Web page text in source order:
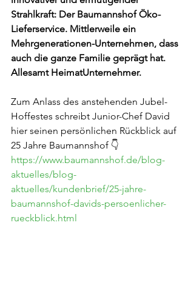
Strahlkraft: Der Baumannshof Öko-
Lieferservice. Mittlerweile ein
Mehrgenerationen-Unternehmen, dass
auch die ganze Familie geprägt hat.
Allesamt HeimatUnternehmer.
Zum Anlass des anstehenden Jubel-
Hoffestes schreibt Junior-Chef David
hier seinen persönlichen Rückblick auf
25 Jahre Baumannshof 👇
https://www.baumannshof.de/blog-
aktuelles/blog-
aktuelles/kundenbrief/25-jahre-
baumannshof-davids-persoenlicher-
rueckblick.html